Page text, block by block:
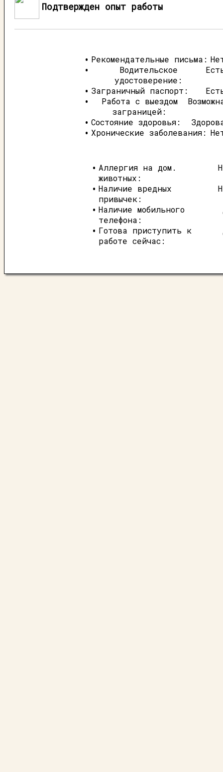
Подтвержден опыт работы
Рекомендательные письма:
Водительское
удостоверение:
Заграничный паспорт:
Работа с выездом
заграницей:
Состояние здоровья:
Хронические заболевания:
Аллергия на дом.
животных:
Наличие вредных
привычек:
Наличие мобильного
телефона:
Готова приступить к
работе сейчас: